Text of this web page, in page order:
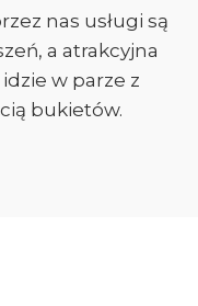
nas usługi są
a atrakcyjna
w parze z
bukietów.